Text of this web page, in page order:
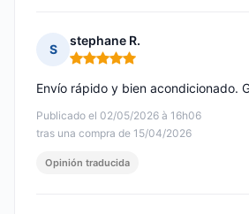
S
stephane R.
Nota: 5 de 5
Publicado el 02/05/2026 à 16h06
tras una compra de 15/04/2026
Envío rápido y bien acondicionado.
Opinión traducida